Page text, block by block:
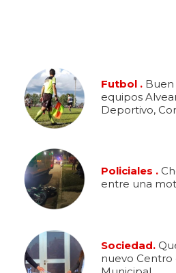
Futbol .
equipos
Deportivo,
Policiales .
entre una
Sociedad.
nuevo